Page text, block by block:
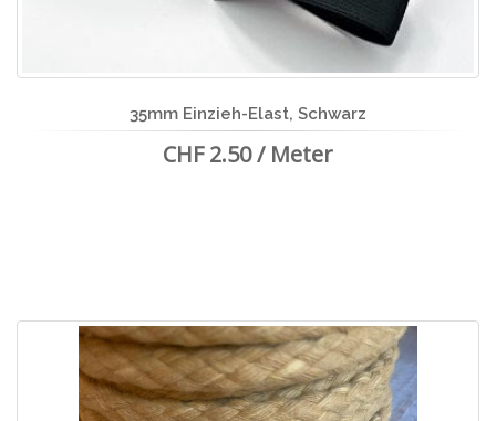
35mm Einzieh-Elast, Schwarz
CHF 2.50 / Meter